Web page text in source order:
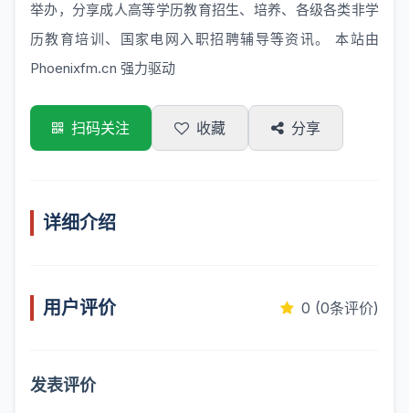
举办，分享成人高等学历教育招生、培养、各级各类非学
历教育培训、国家电网入职招聘辅导等资讯。 本站由
Phoenixfm.cn 强力驱动
扫码关注 收藏 分享
详细介绍
用户评价 0 (0条评价)
发表评价